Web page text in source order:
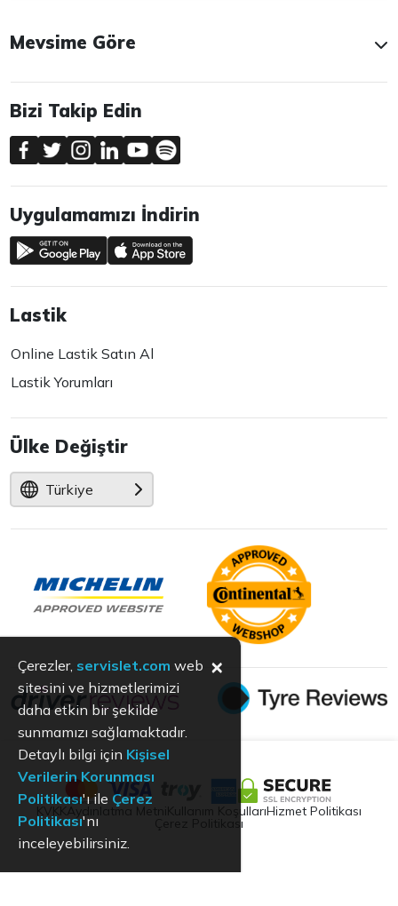
Mevsime Göre
Bizi Takip Edin
Uygulamamızı İndirin
Lastik
Online Lastik Satın Al
Lastik Yorumları
Ülke Değiştir
Türkiye
Aydınlatma Metni Kullanım KoşullarıHizmet Politikası
Çerez Politikası
Çerezler, servislet.com web
sitesini ve hizmetlerimizi
daha etkin bir şekilde
sunmamızı sağlamaktadır.
Detaylı bilgi için Kişisel
Verilerin Korunması
Politikası'ı ile Çerez
Politikası'nı
inceleyebilirsiniz.
×